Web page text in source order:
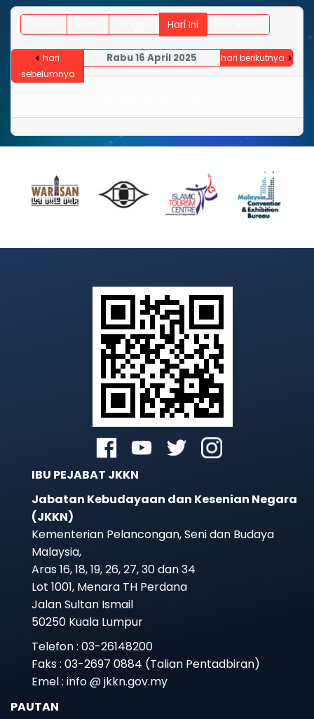
Hari Ini
hari
sebelumnya
Rabu 16 April 2025 hari berikutnya
IBU PEJABAT JKKN
Jabatan Kebudayaan dan Kesenian Negara
(JKKN)
Kementerian Pelancongan, Seni dan Budaya
Malaysia,
Aras 16, 18, 19, 26, 27, 30 dan 34
Lot 1001, Menara TH Perdana
Jalan Sultan Ismail
50250 Kuala Lumpur
Telefon : 03-26148200
Faks : 03-2697 0884 (Talian Pentadbiran)
Emel : info @ jkkn.gov.my
PAUTAN